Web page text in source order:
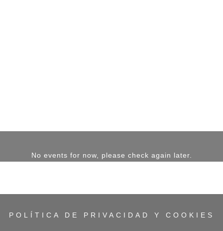
No events for now, please check again later.
POLÍTICA DE PRIVACIDAD Y COOKIES